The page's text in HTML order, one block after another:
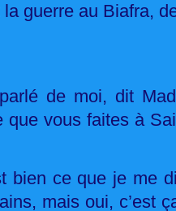
guerre au Biafra,
de moi, dit
que vous faites à
bien ce que je me
mais oui, c’est